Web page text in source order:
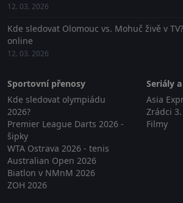
12. 03. 2026
Kde sledovat Olomouc vs. Mohuč živě v
online
12. 03. 2026
Sportovní přenosy
Kde sledovat olympiádu
2026?
Premier League Darts 2026 -
šipky
WTA Ostrava 2026 - tenis
Australian Open 2026
Biatlon v NMnM 2026
ZOH 2026
Seriály
Asia
Zrádci
Filmy